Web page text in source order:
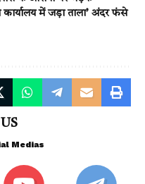
कार्यालय में जड़ा ताला’ अंदर फंसे
Medias